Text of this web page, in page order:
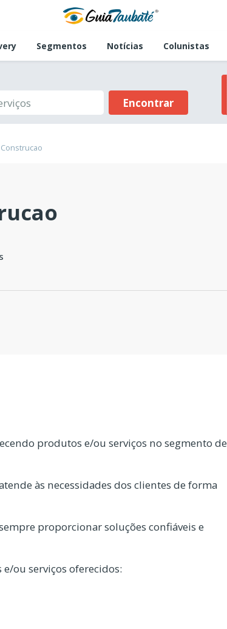
Segmentos Notícias Colunistas
Encontrar
produtos e/ou serviços no segmento de
às necessidades dos clientes de forma
proporcionar soluções confiáveis e
ou serviços oferecidos: